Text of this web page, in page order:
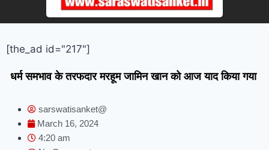
[the_ad id="217"]
धर्म समभाव के तरफदार मरहूम जामिन खान को आज याद किया गया
sarswatisanket@
March 16, 2024
4:20 am